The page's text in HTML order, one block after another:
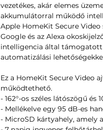
vezetékes, akár elemes
akkumulátorral működő
Apple HomeKit Secure
Google és az Alexa
intelligencia által
automatizálási
Ez a HomeKit Secure Video
működtethető.
- 162°-os széles látószögű és
- Mellékelve egy 95 dB-es
- MicroSD kártyahely, amely